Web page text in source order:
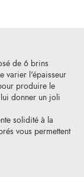
de 6 brins
varier l'épaisseur
produire le
donner un joli
solidité à la
vous permettent